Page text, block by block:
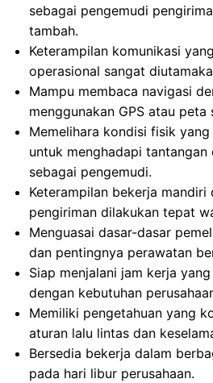
sebagai pengemudi
tambah.
Keterampilan komunikasi
operasional sangat
Mampu membaca navigasi
menggunakan GPS atau
Memelihara kondisi fisik
untuk menghadapi tantangan
sebagai pengemudi.
Keterampilan bekerja mandiri
pengiriman dilakukan tepat
Menguasai dasar-dasar
dan pentingnya perawatan
Siap menjalani jam kerja
dengan kebutuhan
Memiliki pengetahuan yang
aturan lalu lintas dan
Bersedia bekerja dalam
pada hari libur perusahaan.